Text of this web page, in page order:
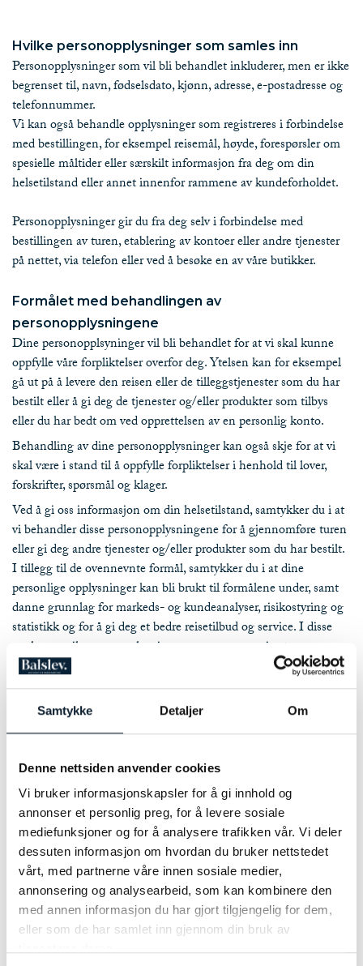
Samtykke Detaljer Om
Denne nettsiden anvender cookies
Vi bruker informasjonskapsler for å gi innhold og
annonser et personlig preg, for å levere sosiale
mediefunksjoner og for å analysere trafikken vår. Vi deler
dessuten informasjon om hvordan du bruker nettstedet
vårt, med partnerne våre innen sosiale medier,
annonsering og analysearbeid, som kan kombinere den
med annen informasjon du har gjort tilgjengelig for dem,
eller som de har samlet inn gjennom din bruk av
Hvilke personopplysninger som samles inn
Personopplysninger som vil bli behandlet inkluderer, men er ikke
begrenset til, navn, fødselsdato, kjønn, adresse, e-postadresse og
telefonnummer.
Vi kan også behandle opplysninger som registreres i forbindelse
med bestillingen, for eksempel reisemål, høyde, forespørsler om
spesielle måltider eller særskilt informasjon fra deg om din
helsetilstand eller annet innenfor rammene av kundeforholdet.
Personopplysninger gir du fra deg selv i forbindelse med
bestillingen av turen, etablering av kontoer eller andre tjenester
på nettet, via telefon eller ved å besøke en av våre butikker.
Formålet med behandlingen av
personopplysningene
Dine personopplsyninger vil bli behandlet for at vi skal kunne
oppfylle våre forpliktelser overfor deg. Ytelsen kan for eksempel
gå ut på å levere den reisen eller de tilleggstjenester som du har
bestilt eller å gi deg de tjenester og/eller produkter som tilbys
eller du har bedt om ved opprettelsen av en personlig konto.
Behandling av dine personopplysninger kan også skje for at vi
skal være i stand til å oppfylle forpliktelser i henhold til lover,
forskrifter, spørsmål og klager.
Ved å gi oss informasjon om din helsetilstand, samtykker du i at
vi behandler disse personopplysningene for å gjennomføre turen
eller gi deg andre tjenester og/eller produkter som du har bestilt.
I tillegg til de ovennevnte formål, samtykker du i at dine
personlige opplysninger kan bli brukt til formålene under, samt
danne grunnlag for markeds- og kundeanalyser, risikostyring og
statistikk og for å gi deg et bedre reisetilbud og service. I disse
analysene vil personopplysningene være anonymisert.
Med mindre du reserverer deg mot direkte markedsføring kan vi
også bruke dine personopplsyninger til å gi deg ulike tilbud om
våre tjenester og/eller produkter. Det vil være 6-8 nyhetsbrev i
året og brosjyre tilsendt i posten en gang i året. Du kan når som
Ved å gi informasjon om helsetilstanden, godtar du at vi
behandler denne personlige informasjonen for å gi turen, annen
tjeneste og / eller produkt som du bestilte. Helsestatistikkdata
blir aldri brukt til statistikk, markedsundersøkelser eller
markedsføring.
Lagring av personopplysninger
Vi lagrer personopplysninger så lenge det er nødvendig for å
oppfylle formålene beskrevet over. Vi lagrer vanligvis dine
personlige opplysninger i 2 år fra din siste tur eller fra å kontakte
oss ellers.